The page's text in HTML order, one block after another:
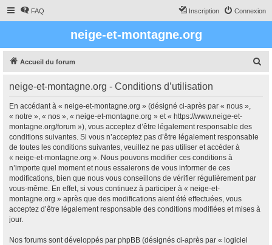
FAQ Connexion
Inscription
neige-et-montagne.org
Accueil du forum
neige-et-montagne.org - Conditions d’utilisation
En accédant à « neige-et-montagne.org » (désigné ci-après par « nous »,
« notre », « nos », « neige-et-montagne.org » et « https://www.neige-et-
montagne.org/forum »), vous acceptez d’être légalement responsable des
conditions suivantes. Si vous n’acceptez pas d’être légalement responsable
de toutes les conditions suivantes, veuillez ne pas utiliser et accéder à
« neige-et-montagne.org ». Nous pouvons modifier ces conditions à
n’importe quel moment et nous essaierons de vous informer de ces
modifications, bien que nous vous conseillons de vérifier régulièrement par
vous-même. En effet, si vous continuez à participer à « neige-et-
montagne.org » après que des modifications aient été effectuées, vous
acceptez d’être légalement responsable des conditions modifiées et mises à
jour.
Nos forums sont développés par phpBB (désignés ci-après par « logiciel